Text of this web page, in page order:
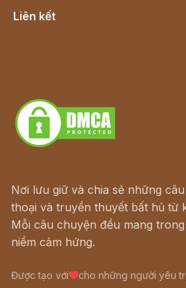
Liên kết
Nơi lưu giữ và chia sẻ những
thoại và truyền thuyết bất hủ từ
Mỗi câu chuyện đều mang
niềm cảm hứng.
Được tạo với cho những người yêu